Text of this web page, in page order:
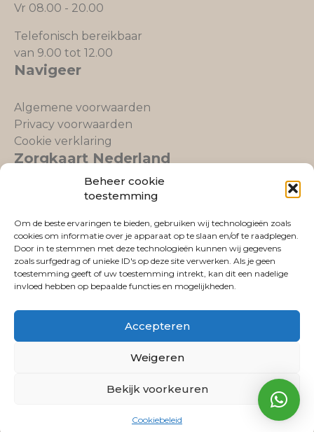
Beheer cookie
toestemming
Om de beste ervaringen te bieden, gebruiken wij technologieën zoals
cookies om informatie over je apparaat op te slaan en/of te raadplegen.
Door in te stemmen met deze technologieën kunnen wij gegevens
zoals surfgedrag of unieke ID's op deze site verwerken. Als je geen
toestemming geeft of uw toestemming intrekt, kan dit een nadelige
invloed hebben op bepaalde functies en mogelijkheden.
Accepteren
Weigeren
Bekijk voorkeuren
Cookiebeleid
Vr 08.00 - 20.00
Telefonisch bereikbaar
van 9.00 tot 12.00
Navigeer
Algemene voorwaarden
Privacy voorwaarden
Cookie verklaring
Zorgkaart Nederland
Fysio Lemmeris gewaardeerd op
ZorgkaartNederland.
Bekijk alle waarderingenofplaats een waardering
All rights reserved | Copyrights Fysio Lemmer
Realisatie: Merksetters